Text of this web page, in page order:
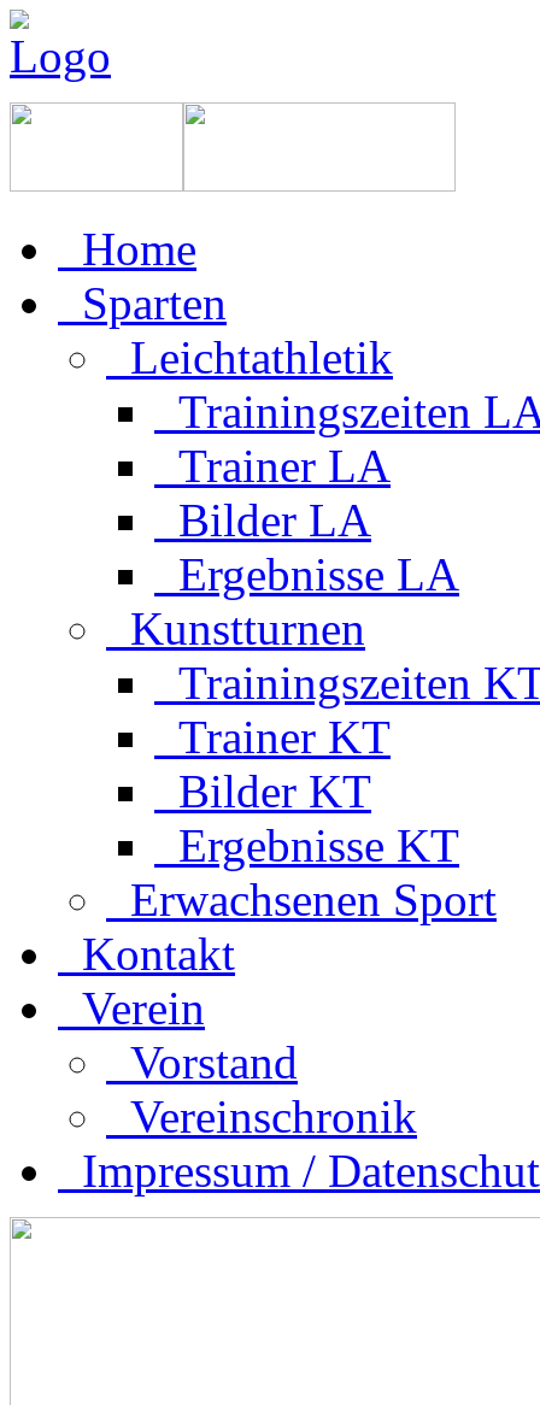
Home
Sparten
Leichtathletik
Trainingszeiten
Trainer LA
Bilder LA
Ergebnisse LA
Kunstturnen
Trainingszeiten
Trainer KT
Bilder KT
Ergebnisse KT
Erwachsenen Sport
Kontakt
Verein
Vorstand
Vereinschronik
Impressum /